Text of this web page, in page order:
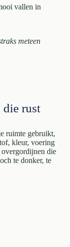
vallen in
meteen
rust
ruimte gebruikt,
kleur, voering
die
te donker, te